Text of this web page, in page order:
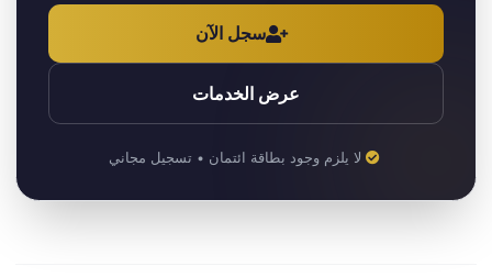
سجل الآن
عرض الخدمات
لا يلزم وجود بطاقة ائتمان • تسجيل مجاني